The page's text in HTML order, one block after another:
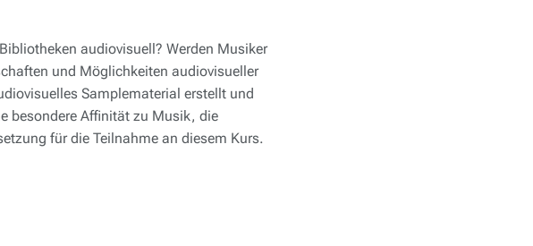
audiovisuell? Werden Musiker
und Möglichkeiten audiovisueller
Samplematerial erstellt und
besondere Affinität zu Musik, die
für die Teilnahme an diesem Kurs.